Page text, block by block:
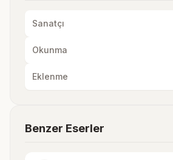
Sanatçı
Okunma
Eklenme
Benzer Eserler